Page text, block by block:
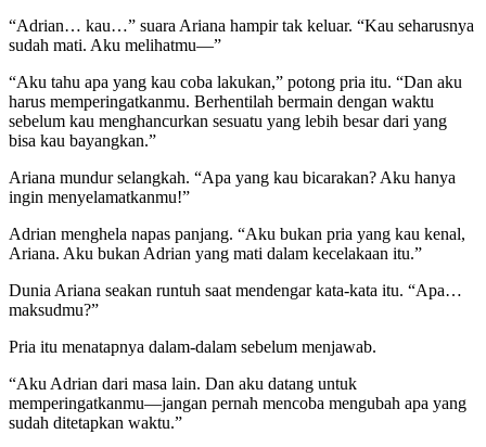
“Adrian… kau…” suara Ariana hampir tak keluar. “Kau seharusnya
sudah mati. Aku melihatmu—”
“Aku tahu apa yang kau coba lakukan,” potong pria itu. “Dan aku
harus memperingatkanmu. Berhentilah bermain dengan waktu
sebelum kau menghancurkan sesuatu yang lebih besar dari yang
bisa kau bayangkan.”
Ariana mundur selangkah. “Apa yang kau bicarakan? Aku hanya
ingin menyelamatkanmu!”
Adrian menghela napas panjang. “Aku bukan pria yang kau kenal,
Ariana. Aku bukan Adrian yang mati dalam kecelakaan itu.”
Dunia Ariana seakan runtuh saat mendengar kata-kata itu. “Apa…
maksudmu?”
Pria itu menatapnya dalam-dalam sebelum menjawab.
“Aku Adrian dari masa lain. Dan aku datang untuk
memperingatkanmu—jangan pernah mencoba mengubah apa yang
sudah ditetapkan waktu.”